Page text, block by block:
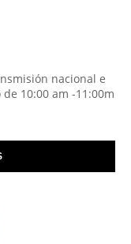
nacional e
10:00 am -11:00m